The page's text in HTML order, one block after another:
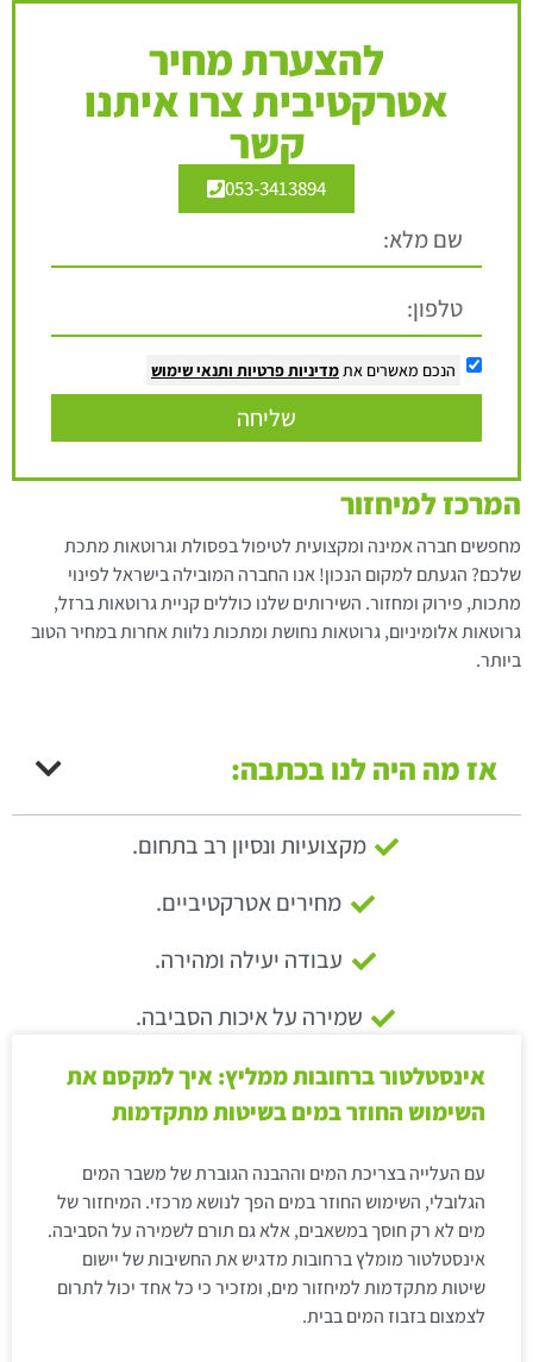
להצערת מחיר
אטרקטיבית צרו איתנו
קשר
053-3413894
הנכם מאשרים אתמדיניות פרטיות ותנאי שימוש
שליחה
המרכז למיחזור
מחפשים חברה אמינה ומקצועית לטיפול בפסולת וגרוטאות מתכת
שלכם? הגעתם למקום הנכון! אנו החברה המובילה בישראל לפינוי
מתכות, פירוק ומחזור. השירותים שלנו כוללים קניית גרוטאות ברזל,
גרוטאות אלומיניום, גרוטאות נחושת ומתכות נלוות אחרות במחיר הטוב
ביותר.
אז מה היה לנו בכתבה:
מקצועיות ונסיון רב בתחום.
מחירים אטרקטיביים.
עבודה יעילה ומהירה.
שמירה על איכות הסביבה.
אינסטלטור ברחובות ממליץ: איך למקסם את
השימוש החוזר במים בשיטות מתקדמות
עם העלייה בצריכת המים וההבנה הגוברת של משבר המים
הגלובלי, השימוש החוזר במים הפך לנושא מרכזי. המיחזור של
מים לא רק חוסך במשאבים, אלא גם תורם לשמירה על הסביבה.
אינסטלטור מומלץ ברחובות מדגיש את החשיבות של יישום
שיטות מתקדמות למיחזור מים, ומזכיר כי כל אחד יכול לתרום
לצמצום בזבוז המים בבית.